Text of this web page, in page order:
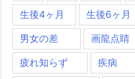
生後4ヶ月 生後6ヶ月
男女の差 画龍点睛
疲れ知らず 疾病